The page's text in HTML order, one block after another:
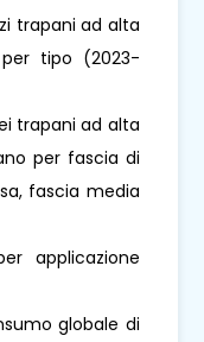
trapani ad alta
tipo (2023-
trapani ad alta
per fascia di
fascia media
applicazione
globale di